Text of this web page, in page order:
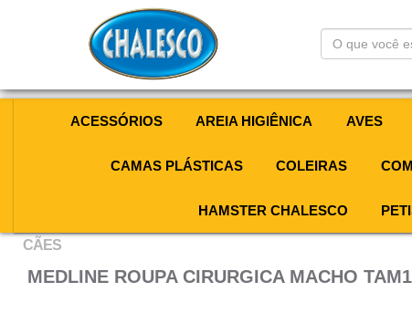
que
está
ACESSÓRIOS AREIA HIGIÊNICA AVES
CAMAS PLÁSTICAS COLEIRAS
HAMSTER CHALESCO
CÃES
MEDLINE ROUPA CIRURGICA MACHO TAM1